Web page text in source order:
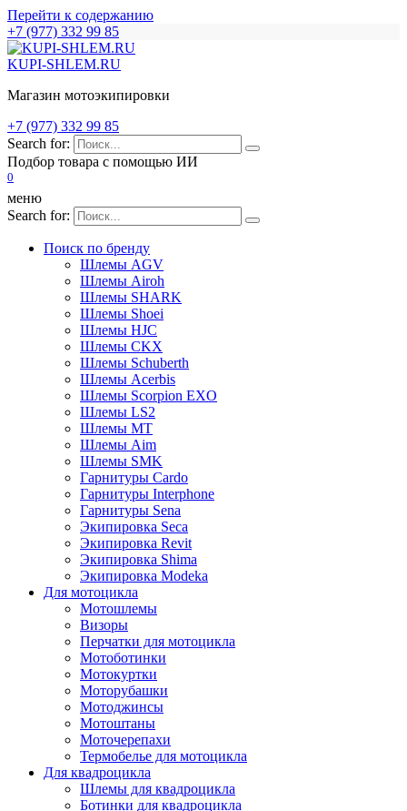
Перейти к содержанию
+7 (977) 332 99 85
KUPI-SHLEM.RU
Магазин мотоэкипировки
+7 (977) 332 99 85
Search for:
Подбор товара с помощью ИИ
0
меню
Search for:
Поиск по бренду
Шлемы AGV
Шлемы Airoh
Шлемы SHARK
Шлемы Shoei
Шлемы HJC
Шлемы CKX
Шлемы Schuberth
Шлемы Acerbis
Шлемы Scorpion EXO
Шлемы LS2
Шлемы MT
Шлемы Aim
Шлемы SMK
Гарнитуры Cardo
Гарнитуры Interphone
Гарнитуры Sena
Экипировка Seca
Экипировка Revit
Экипировка Shima
Экипировка Modeka
Для мотоцикла
Мотошлемы
Визоры
Перчатки для мотоцикла
Мотоботинки
Мотокуртки
Моторубашки
Мотоджинсы
Мотоштаны
Моточерепахи
Термобелье для мотоцикла
Для квадроцикла
Шлемы для квадроцикла
Ботинки для квадроцикла